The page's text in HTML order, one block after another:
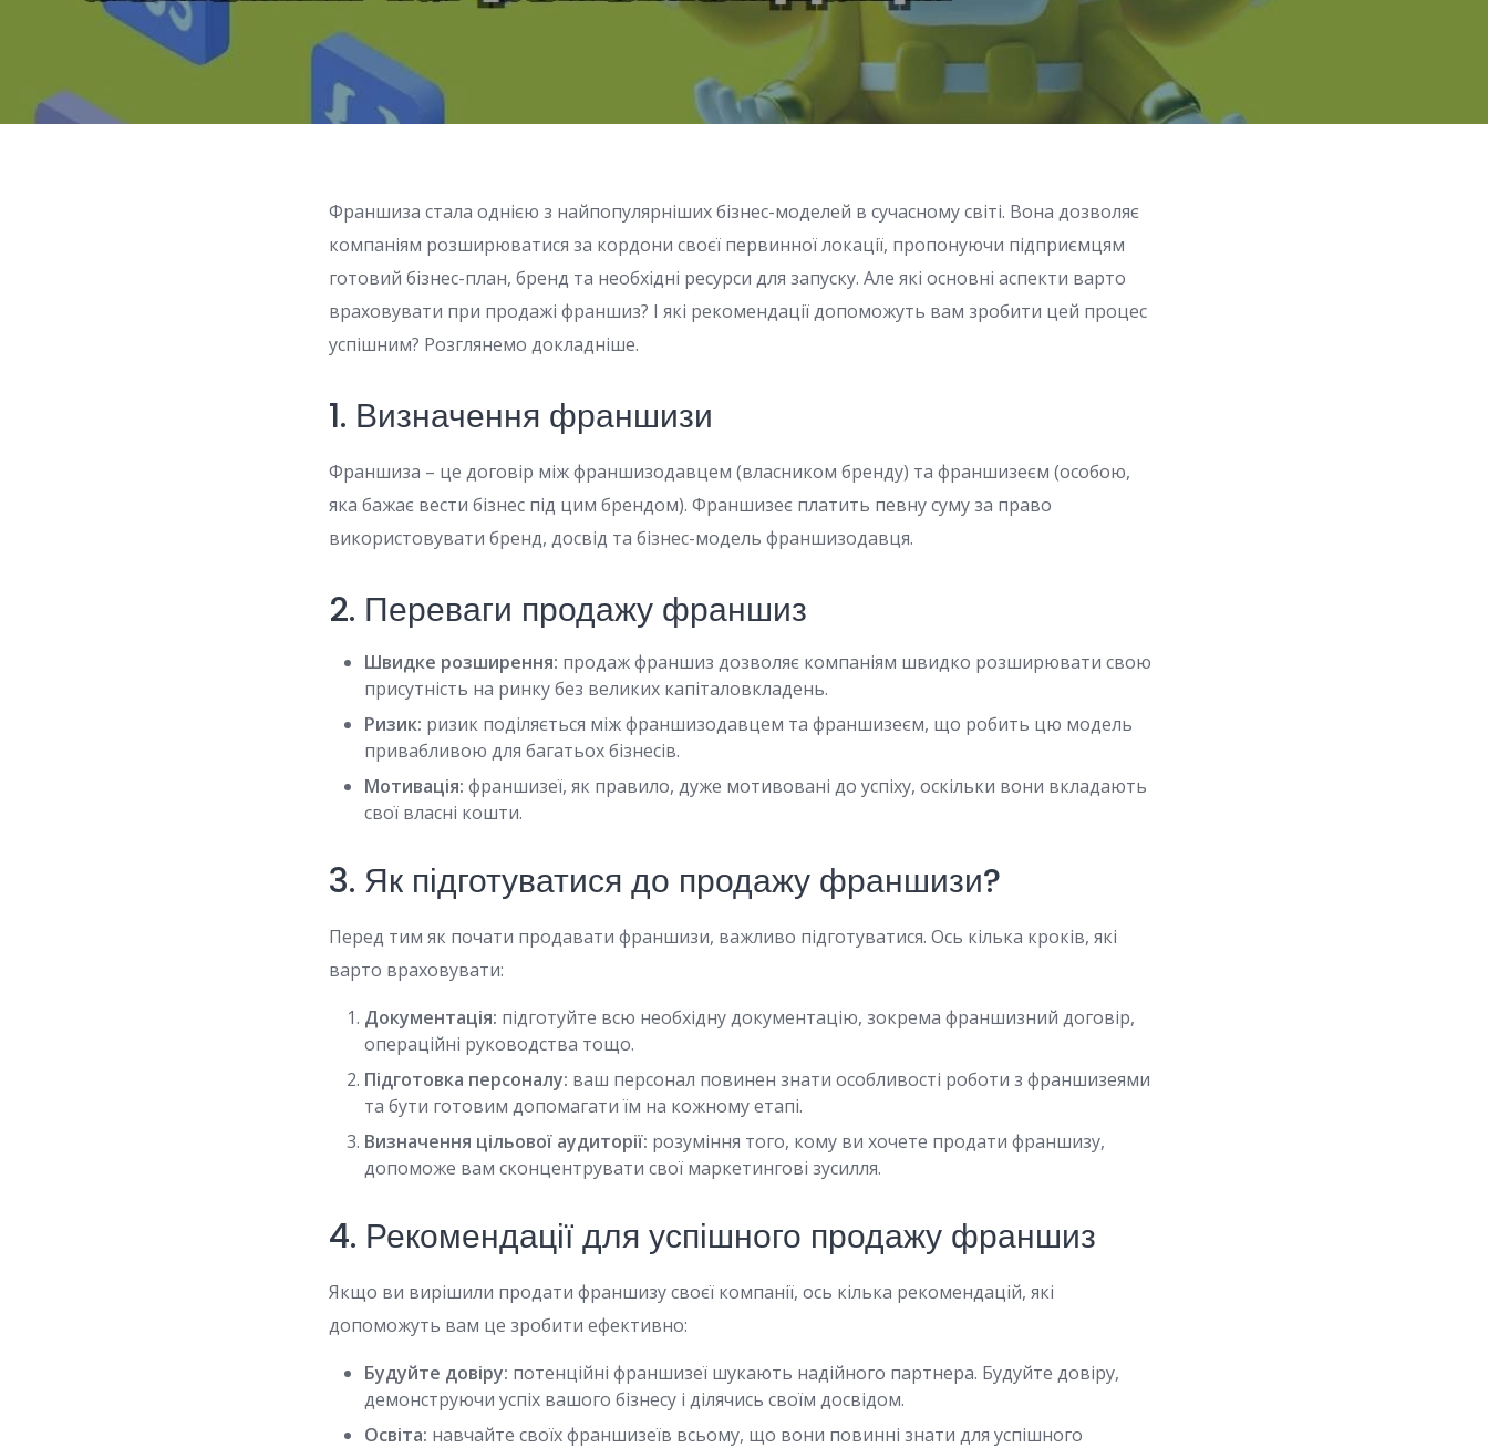
Франшиза стала однією з найпопулярніших бізнес-моделей в сучасному світі. Вона дозволяє
компаніям розширюватися за кордони своєї первинної локації, пропонуючи підприємцям
готовий бізнес-план, бренд та необхідні ресурси для запуску. Але які основні аспекти варто
враховувати при продажі франшиз? І які рекомендації допоможуть вам зробити цей процес
успішним? Розглянемо докладніше.
1. Визначення франшизи
Франшиза – це договір між франшизодавцем (власником бренду) та франшизеєм (особою,
яка бажає вести бізнес під цим брендом). Франшизеє платить певну суму за право
використовувати бренд, досвід та бізнес-модель франшизодавця.
2. Переваги продажу франшиз
Швидке розширення: продаж франшиз дозволяє компаніям швидко розширювати свою
присутність на ринку без великих капіталовкладень.
Ризик: ризик поділяється між франшизодавцем та франшизеєм, що робить цю модель
привабливою для багатьох бізнесів.
Мотивація: франшизеї, як правило, дуже мотивовані до успіху, оскільки вони вкладають
свої власні кошти.
3. Як підготуватися до продажу франшизи?
Перед тим як почати продавати франшизи, важливо підготуватися. Ось кілька кроків, які
варто враховувати:
Документація: підготуйте всю необхідну документацію, зокрема франшизний договір,
операційні руководства тощо.
Підготовка персоналу: ваш персонал повинен знати особливості роботи з франшизеями
та бути готовим допомагати їм на кожному етапі.
Визначення цільової аудиторії: розуміння того, кому ви хочете продати франшизу,
допоможе вам сконцентрувати свої маркетингові зусилля.
4. Рекомендації для успішного продажу франшиз
Якщо ви вирішили продати франшизу своєї компанії, ось кілька рекомендацій, які
допоможуть вам це зробити ефективно:
Будуйте довіру: потенційні франшизеї шукають надійного партнера. Будуйте довіру,
демонструючи успіх вашого бізнесу і ділячись своїм досвідом.
Освіта: навчайте своїх франшизеїв всьому, що вони повинні знати для успішного